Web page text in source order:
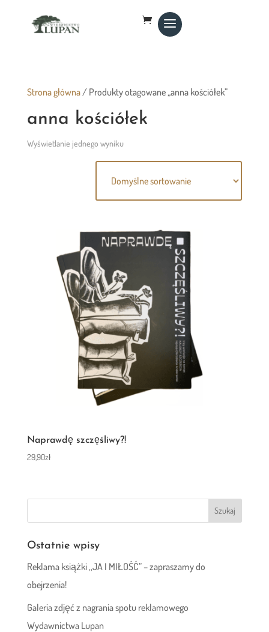
Strona główna/ Produkty otagowane „anna kościółek”
anna kościółek
Wyświetlanie jednego wyniku
Naprawdę szczęśliwy?!
29,90zł
Ostatnie wpisy
Reklama książki ,,JA I MIŁOŚĆ” – zapraszamy do
obejrzenia!
Galeria zdjęć z nagrania spotu reklamowego
Wydawnictwa Lupan